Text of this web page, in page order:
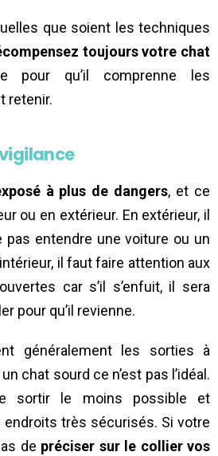
que soient les techniques
toujours votre chat
pour qu’il comprenne les
retenir.
à plus de dangers, et ce
ou en extérieur. En extérieur, il
pas entendre une voiture ou un
il faut faire attention aux
car s’il s’enfuit, il sera
pour qu’il revienne.
généralement les sorties à
chat sourd ce n’est pas l’idéal.
sortir le moins possible et
très sécurisés. Si votre
de préciser sur le collier vos